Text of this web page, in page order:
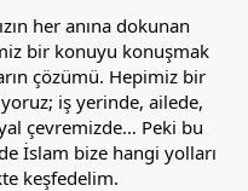
her anına dokunan
bir konuyu konuşmak
çözümü. Hepimiz bir
iş yerinde, ailede,
çevremizde… Peki bu
İslam bize hangi yolları
keşfedelim.